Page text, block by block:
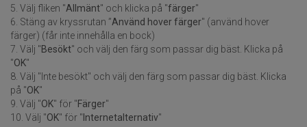
5. Välj fliken "Allmänt" och klicka på "färger"
6. Stäng av kryssrutan ”Använd hover färger" (använd hover
färger) (får inte innehålla en bock)
7. Välj "Besökt" och välj den färg som passar dig bäst. Klicka på
"OK"
8. Välj "Inte besökt" och välj den färg som passar dig bäst. Klicka
på "OK"
9. Välj "OK" för "Färger"
10. Välj "OK" för " Internetalternativ"